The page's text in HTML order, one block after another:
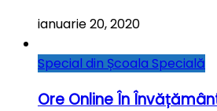
ianuarie 20, 2020
Special din Școala Specială
Ore Online În